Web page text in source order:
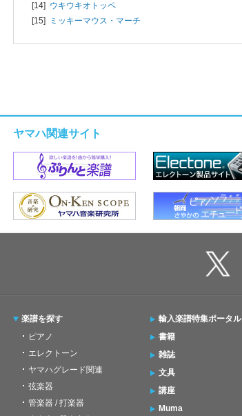
[14] ウキウキオトッペ
[15]
ミッキーマウス・マーチ
ヤマハ関連サイト
楽譜を探す
ピアノ
エレクトーン
ヤマハグレード関連
弦楽器
管楽器 / 打楽器
輸入楽譜特集ポータル
書籍
雑誌
文具
講座
Muma